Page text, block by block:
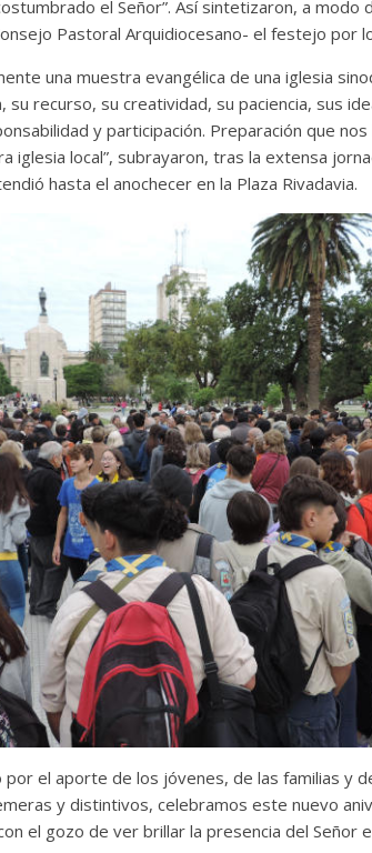
el Señor”. Así sintetizaron, a modo
Pastoral Arquidiocesano- el festejo por
una muestra evangélica de una iglesia
recurso, su creatividad, su paciencia, sus
y participación. Preparación que nos
iglesia local”, subrayaron, tras la extensa
hasta el anochecer en la Plaza Rivadavia.
el aporte de los jóvenes, de las familias y
y distintivos, celebramos este nuevo
el gozo de ver brillar la presencia del Señor